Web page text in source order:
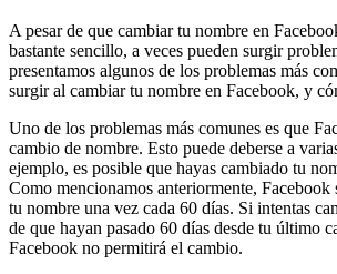
A pesar de que cambiar tu nombre en
bastante sencillo, a veces pueden surgir
presentamos algunos de los problemas más
surgir al cambiar tu nombre en Facebook, y
Uno de los problemas más comunes es que
cambio de nombre. Esto puede deberse a
ejemplo, es posible que hayas cambiado tu
Como mencionamos anteriormente, Facebook
tu nombre una vez cada 60 días. Si intentas
de que hayan pasado 60 días desde tu último
Facebook no permitirá el cambio.